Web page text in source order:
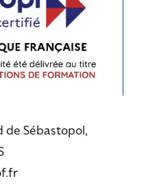
de Sébastopol,